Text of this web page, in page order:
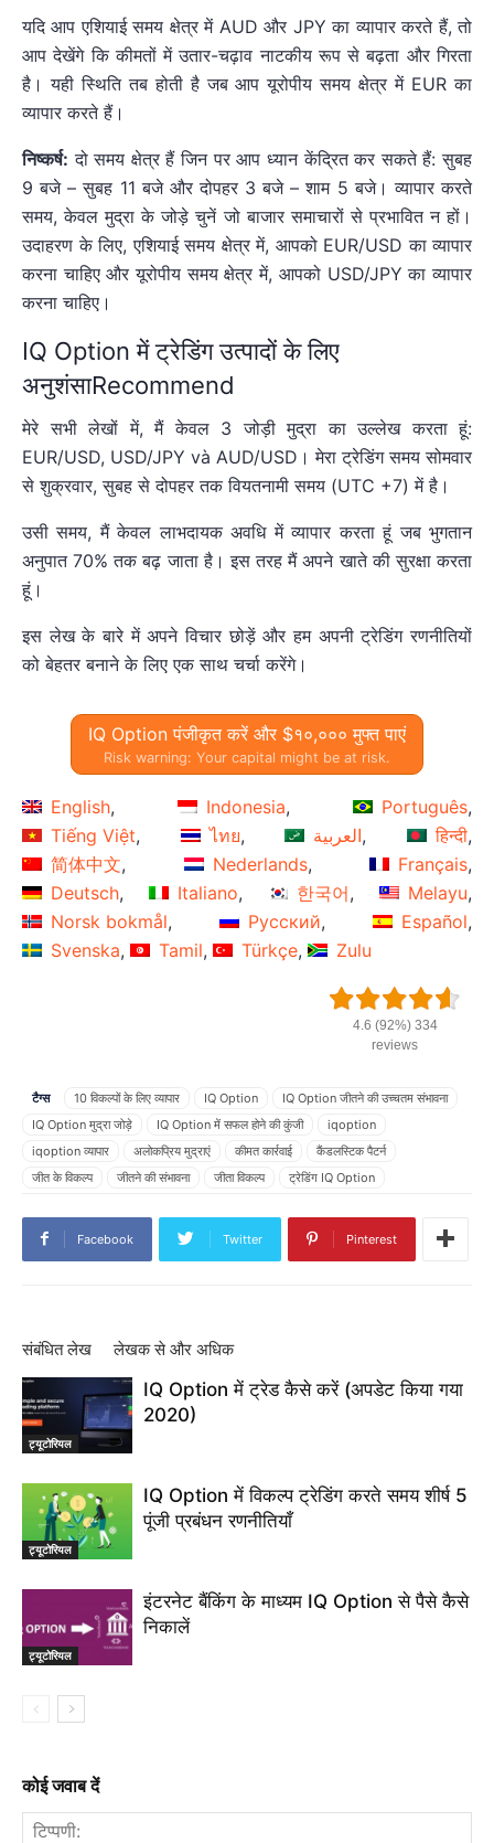
यदि आप एशियाई समय क्षेत्र में AUD और JPY का व्यापार करते हैं, तो
आप देखेंगे कि कीमतों में उतार-चढ़ाव नाटकीय रूप से बढ़ता और गिरता
है। यही स्थिति तब होती है जब आप यूरोपीय समय क्षेत्र में EUR का
व्यापार करते हैं।
निष्कर्ष: दो समय क्षेत्र हैं जिन पर आप ध्यान केंद्रित कर सकते हैं: सुबह
9 बजे – सुबह 11 बजे और दोपहर 3 बजे – शाम 5 बजे। व्यापार करते
समय, केवल मुद्रा के जोड़े चुनें जो बाजार समाचारों से प्रभावित न हों।
उदाहरण के लिए, एशियाई समय क्षेत्र में, आपको EUR/USD का व्यापार
करना चाहिए और यूरोपीय समय क्षेत्र में, आपको USD/JPY का व्यापार
करना चाहिए।
IQ Option में ट्रेडिंग उत्पादों के लिए
अनुशंसाRecommend
मेरे सभी लेखों में, मैं केवल 3 जोड़ी मुद्रा का उल्लेख करता हूं:
EUR/USD, USD/JPY và AUD/USD। मेरा ट्रेडिंग समय सोमवार
से शुक्रवार, सुबह से दोपहर तक वियतनामी समय (UTC +7) में है।
उसी समय, मैं केवल लाभदायक अवधि में व्यापार करता हूं जब भुगतान
अनुपात 70% तक बढ़ जाता है। इस तरह मैं अपने खाते की सुरक्षा करता
हूं।
इस लेख के बारे में अपने विचार छोड़ें और हम अपनी ट्रेडिंग रणनीतियों
को बेहतर बनाने के लिए एक साथ चर्चा करेंगे।
IQ Option पंजीकृत करें और $१०,००० मुफ्त पाएं
Risk warning: Your capital might be at risk.
English Indonesia
Português
Tiếng Việt
ไทย العربية
हिन्दी
简体中文
Nederlands
Français
Deutsch
Italiano 한국어
Melayu
Norsk bokmål
Русский
Español
Svenska
Tamil Türkçe Zulu
4.6 (92%) 334
reviews
टैग्स 10 विकल्पों के लिए व्यापार IQ Option
IQ Option जीतने की उच्चतम संभावना
IQ Option मुद्रा जोड़े
IQ Option में सफल होने की कुंजी
iqoption
iqoption व्यापार
अलोकप्रिय मुद्राएं कीमत कार्रवाई
कैंडलस्टिक पैटर्न
जीत के विकल्प
जीतने की संभावना जीता विकल्प
ट्रेडिंग IQ Option
पेशेवर व्यापारियों का अनुभव
पेशेवर व्यापारी भुगतान
भुगतान बाहर
मुद्रा के 3 जोड़े
मुद्रा के लोकप्रिय जोड़े चुनें
Facebook Twitter Pinterest
संबंधित लेख लेखक से और अधिक
ट्यूटोरियल
IQ Option में ट्रेड कैसे करें (अपडेट किया गया
2020)
ट्यूटोरियल
IQ Option में विकल्प ट्रेडिंग करते समय शीर्ष 5
पूंजी प्रबंधन रणनीतियाँ
ट्यूटोरियल
इंटरनेट बैंकिंग के माध्यम IQ Option से पैसे कैसे
निकालें
कोई जवाब दें